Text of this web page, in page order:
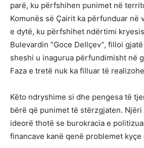
parë, ku përfshihen punimet në
Komunës së Çairit ka përfunduar në
e dytë, ku përfshihet ndërtimi
Bulevardin “Goce Dellçev”, filloi
sheshi u inagurua përfundimisht në
Faza e tretë nuk ka filluar të
Këto ndryshime si dhe pengesa të
bërë që punimet të stërzgjaten.
ideorë thotë se burokracia e
financave kanë qenë problemet